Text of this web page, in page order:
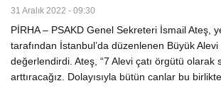
31 Aralık 2022 - 09:30
PİRHA – PSAKD Genel Sekreteri İsmail Ateş,
tarafından İstanbul’da düzenlenen Büyük Alevi
değerlendirdi. Ateş, “7 Alevi çatı örgütü olarak
arttıracağız. Dolayısıyla bütün canlar bu